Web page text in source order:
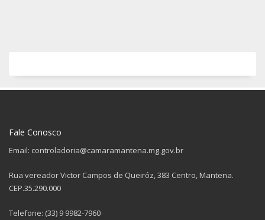
Fale Conosco
Email: controladoria@camaramantena.mg.gov.br
Rua vereador Victor Campos de Queiróz, 383 Centro, Mantena.
CEP.35.290.000
Telefone: (33) 9 9982-7960